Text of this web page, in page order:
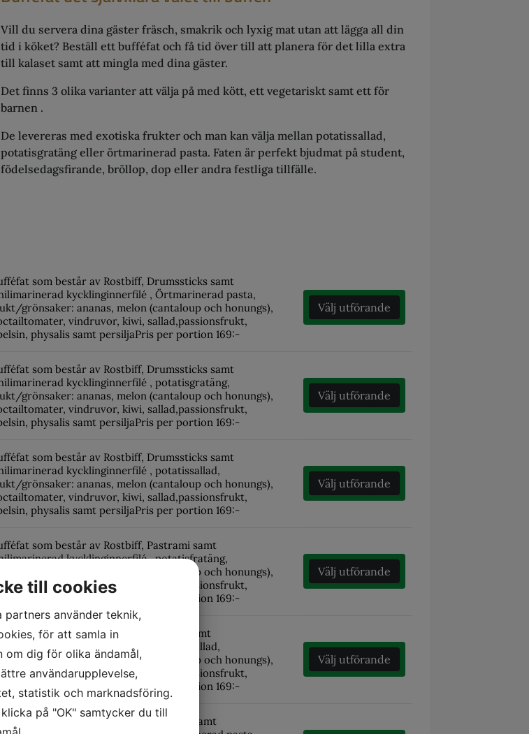
Vill du servera dina gäster fräsch, smakrik och lyxig mat utan att lägga all din
tid i köket? Beställ ett bufféfat och få tid över till att planera för det lilla extra
till kalaset samt att mingla med dina gäster.
Det finns 3 olika varianter att välja på med kött, ett vegetariskt samt ett för
barnen .
De levereras med exotiska frukter och man kan välja mellan potatissallad,
potatisgratäng eller örtmarinerad pasta. Faten är perfekt bjudmat på student,
födelsedagsfirande, bröllop, dop eller andra festliga tillfälle.
som består av Rostbiff, Drumssticks samt
kycklinginnerfilé , Örtmarinerad pasta,
grönsaker: ananas, melon (cantaloup och honungs),
vindruvor, kiwi, sallad,passionsfrukt,
physalis samt persiljaPris per portion 169:-
Välj utförande
som består av Rostbiff, Drumssticks samt
kycklinginnerfilé , potatisgratäng,
grönsaker: ananas, melon (cantaloup och honungs),
vindruvor, kiwi, sallad,passionsfrukt,
physalis samt persiljaPris per portion 169:-
Välj utförande
som består av Rostbiff, Drumssticks samt
kycklinginnerfilé , potatissallad,
grönsaker: ananas, melon (cantaloup och honungs),
vindruvor, kiwi, sallad,passionsfrukt,
physalis samt persiljaPris per portion 169:-
Välj utförande
som består av Rostbiff, Pastrami samt
kycklinginnerfilé , potatisfratäng,
grönsaker: ananas, melon (cantaloup och honungs),
vindruvor, kiwi, sallad,passionsfrukt,
physalis samt persiljaPris per portion 169:-
Välj utförande
som består av Rostbiff, Pstrami samt
kycklinginnerfilé , potatissallad,
grönsaker: ananas, melon (cantaloup och honungs),
vindruvor, kiwi, sallad,passionsfrukt,
physalis samt persiljaPris per portion 169:-
Välj utförande
som består av Rostbiff, Pastrami samt
till cookies
partners använder teknik,
för att samla in
om dig för olika ändamål,
användarupplevelse,
statistik och marknadsföring.
på "OK" samtycker du till